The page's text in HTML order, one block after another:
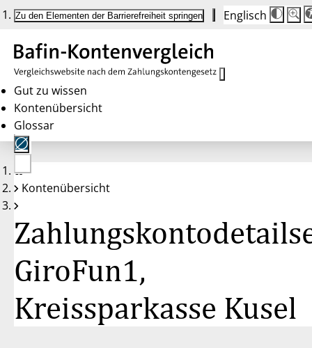
Zu den Elementen der Barrierefreiheit springen Englisch
Die
auf
100
100
Gut zu wissen
Kontenübersicht
Glossar
Keine
Konten
Kontenübersicht
GiroFun1,
Kreissparkasse Kusel